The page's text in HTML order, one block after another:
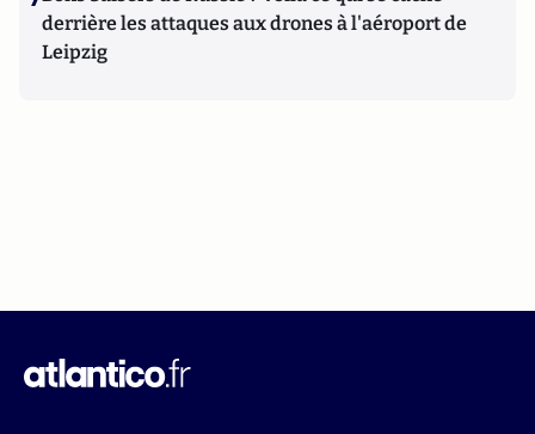
derrière les attaques aux drones à l'aéroport de
Leipzig